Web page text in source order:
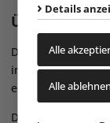
Details
Alle
Alle ablehnen
Über EAP –
Das Fachmagazin
informiert Sie
europäischen
Das Magazin